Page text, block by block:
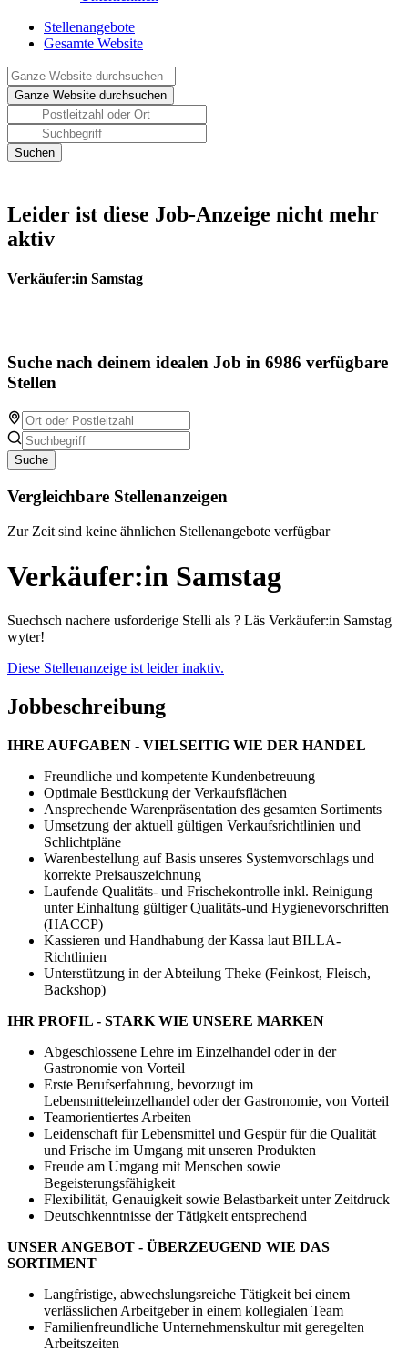
Stellenangebote
Gesamte Website
Leider ist diese Job-Anzeige nicht mehr
aktiv
Verkäufer:in Samstag
Suche nach deinem idealen Job in 6986 verfügbare
Stellen
Suche
Vergleichbare Stellenanzeigen
Zur Zeit sind keine ähnlichen Stellenangebote verfügbar
Verkäufer:in Samstag
Suechsch nachere usforderige Stelli als ? Läs Verkäufer:in Samstag
wyter!
Diese Stellenanzeige ist leider inaktiv.
Jobbeschreibung
IHRE AUFGABEN - VIELSEITIG WIE DER HANDEL
Freundliche und kompetente Kundenbetreuung
Optimale Bestückung der Verkaufsflächen
Ansprechende Warenpräsentation des gesamten Sortiments
Umsetzung der aktuell gültigen Verkaufsrichtlinien und
Schlichtpläne
Warenbestellung auf Basis unseres Systemvorschlags und
korrekte Preisauszeichnung
Laufende Qualitäts- und Frischekontrolle inkl. Reinigung
unter Einhaltung gültiger Qualitäts-und Hygienevorschriften
(HACCP)
Kassieren und Handhabung der Kassa laut BILLA-
Richtlinien
Unterstützung in der Abteilung Theke (Feinkost, Fleisch,
Backshop)
IHR PROFIL - STARK WIE UNSERE MARKEN
Abgeschlossene Lehre im Einzelhandel oder in der
Gastronomie von Vorteil
Erste Berufserfahrung, bevorzugt im
Lebensmitteleinzelhandel oder der Gastronomie, von Vorteil
Teamorientiertes Arbeiten
Leidenschaft für Lebensmittel und Gespür für die Qualität
und Frische im Umgang mit unseren Produkten
Freude am Umgang mit Menschen sowie
Begeisterungsfähigkeit
Flexibilität, Genauigkeit sowie Belastbarkeit unter Zeitdruck
Deutschkenntnisse der Tätigkeit entsprechend
UNSER ANGEBOT - ÜBERZEUGEND WIE DAS
SORTIMENT
Langfristige, abwechslungsreiche Tätigkeit bei einem
verlässlichen Arbeitgeber in einem kollegialen Team
Familienfreundliche Unternehmenskultur mit geregelten
Arbeitszeiten